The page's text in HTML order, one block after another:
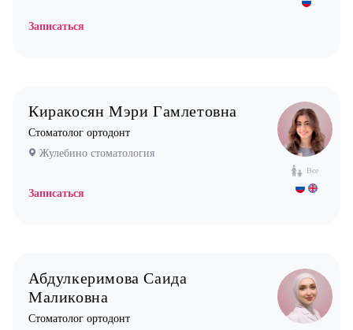
Записаться
Все
Киракосян Мэри Гамлетовна
Стоматолог ортодонт
Жулебино стоматология
Записаться
Абдулкеримова Саида
Маликовна
Стоматолог ортодонт